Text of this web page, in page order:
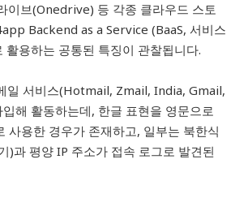
이브(Onedrive) 등 각종 클라우드 스토
Backend as a Service (BaaS, 서비스
활용하는 공통된 특징이 관찰됩니다.
일 서비스(Hotmail, Zmail, India, Gmail,
해 활동하는데, 한글 표현을 영문으로
사용한 경우가 존재하고, 일부는 북한식
)과 평양 IP 주소가 접속 로그로 발견된